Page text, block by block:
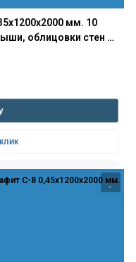
облицовки стен и